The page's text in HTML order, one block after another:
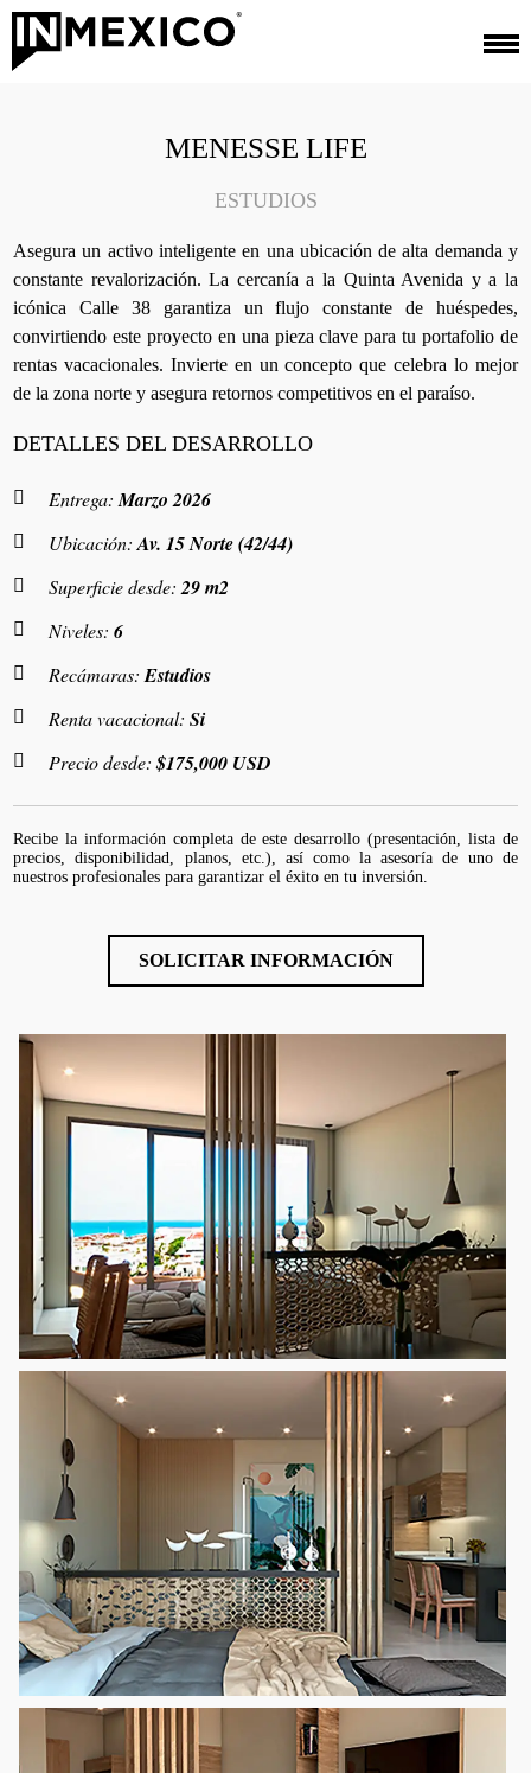
MENESSE LIFE
ESTUDIOS
Asegura un activo inteligente en una ubicación de alta demanda y
constante revalorización. La cercanía a la Quinta Avenida y a la
icónica Calle 38 garantiza un flujo constante de huéspedes,
convirtiendo este proyecto en una pieza clave para tu portafolio de
rentas vacacionales. Invierte en un concepto que celebra lo mejor
de la zona norte y asegura retornos competitivos en el paraíso.
DETALLES DEL DESARROLLO
Entrega:Marzo 2026
Ubicación:Av. 15 Norte (42/44)
Superficie desde:29 m2
Niveles:6
Recámaras:Estudios
Renta vacacional:Si
Precio desde:$175,000 USD
Recibe la información completa de este desarrollo (presentación, lista de
precios, disponibilidad, planos, etc.), así como la asesoría de uno de
nuestros profesionales para garantizar el éxito en tu inversión.
SOLICITAR INFORMACIÓN